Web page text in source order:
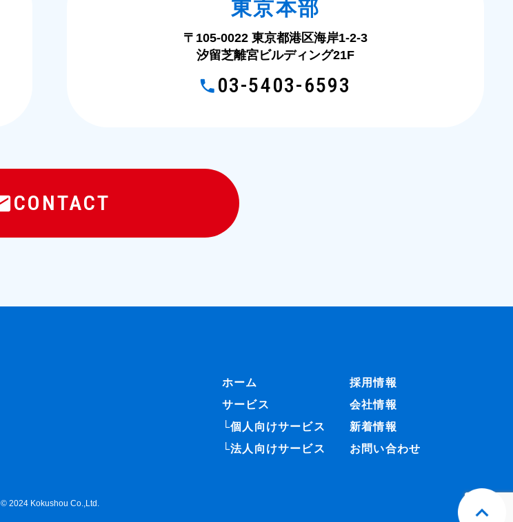
東京本部
〒105-0022 東京都港区海岸1-2-3
汐留芝離宮ビルディング21F
03-5403-6593
CONTACT
ホーム
サービス
└個人向けサービス
└法人向けサービス
採用情報
会社情報
新着情報
お問い合わせ
© 2024 Kokushou Co.,Ltd.